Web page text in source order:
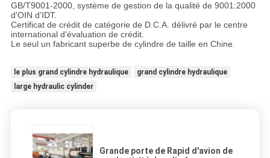
GB/T9001-2000, système de gestion de la qualité de 9001:2000
d'OIN d'IDT.
Certificat de crédit de catégorie de D.C.A. délivré par le centre
international d'évaluation de crédit.
Le seul un fabricant superbe de cylindre de taille en Chine.
le plus grand cylindre hydraulique
grand cylindre hydraulique
large hydraulic cylinder
Grande porte de Rapid d'avion de